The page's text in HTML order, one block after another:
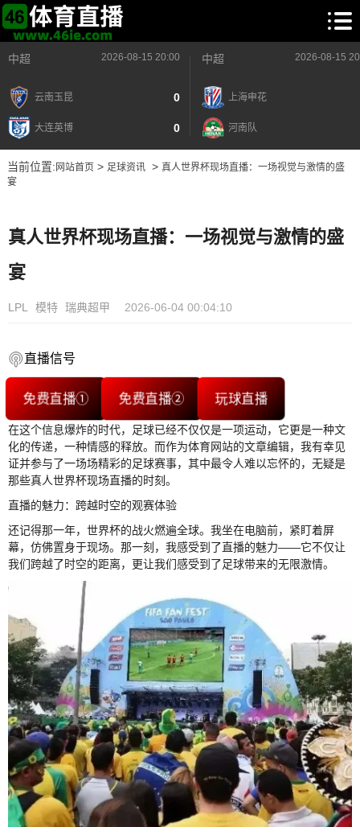
中超 2026-08-15 20:00
云南玉昆 0
大连英博 0
中超 2026-08-15
上海申花
河南队
当前位置: 网站首页> 足球资讯> 真人世界杯现场直播：一场视觉与激情的盛
宴
真人世界杯现场直播：一场视觉与激情的盛
宴
LPL 模特 瑞典超甲 2026-06-04 00:04:10
直播信号
免费直播① 免费直播② 玩球直播
在这个信息爆炸的时代，足球已经不仅仅是一项运动，它更是一种文
化的传递，一种情感的释放。而作为体育网站的文章编辑，我有幸见
证并参与了一场场精彩的足球赛事，其中最令人难以忘怀的，无疑是
那些真人世界杯现场直播的时刻。
直播的魅力：跨越时空的观赛体验
还记得那一年，世界杯的战火燃遍全球。我坐在电脑前，紧盯着屏
幕，仿佛置身于现场。那一刻，我感受到了直播的魅力——它不仅让
我们跨越了时空的距离，更让我们感受到了足球带来的无限激情。